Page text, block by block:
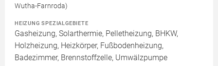
Wutha-Farnroda)
HEIZUNG SPEZIALGEBIETE
Gasheizung, Solarthermie, Pelletheizung, BHKW,
Holzheizung, Heizkörper, Fußbodenheizung,
Badezimmer, Brennstoffzelle, Umwälzpumpe